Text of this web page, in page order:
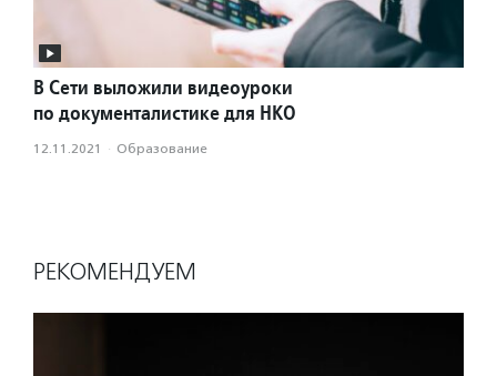
В Сети выложили видеоуроки
по документалистике для НКО
12.11.2021 · Образование
РЕКОМЕНДУЕМ